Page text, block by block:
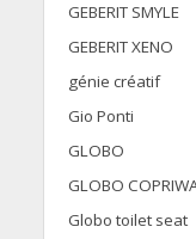
GEBERIT SMYLE
GEBERIT XENO
génie créatif
Gio Ponti
GLOBO
GLOBO
Globo toilet seat